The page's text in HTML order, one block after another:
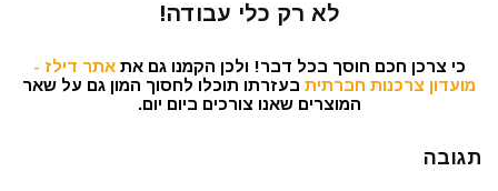
לא רק כלי עבודה!
כי צרכן חכם חוסך בכל דבר! ולכן הקמנו גם אתאתר דילז -
מועדון צרכנות חברתית בעזרתו תוכלו לחסוך המון גם על שאר
המוצרים שאנו צורכים ביום יום.
תגובה